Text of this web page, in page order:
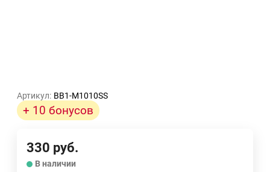
Артикул: BB1-M1010SS
+ 10 бонусов
330 руб.
В наличии